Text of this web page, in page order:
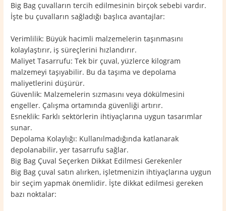
Big Bag çuvalların tercih edilmesinin birçok sebebi vardır.
İşte bu çuvalların sağladığı başlıca avantajlar:
Verimlilik: Büyük hacimli malzemelerin taşınmasını
kolaylaştırır, iş süreçlerini hızlandırır.
Maliyet Tasarrufu: Tek bir çuval, yüzlerce kilogram
malzemeyi taşıyabilir. Bu da taşıma ve depolama
maliyetlerini düşürür.
Güvenlik: Malzemelerin sızmasını veya dökülmesini
engeller. Çalışma ortamında güvenliği artırır.
Esneklik: Farklı sektörlerin ihtiyaçlarına uygun tasarımlar
sunar.
Depolama Kolaylığı: Kullanılmadığında katlanarak
depolanabilir, yer tasarrufu sağlar.
Big Bag Çuval Seçerken Dikkat Edilmesi Gerekenler
Big Bag çuval satın alırken, işletmenizin ihtiyaçlarına uygun
bir seçim yapmak önemlidir. İşte dikkat edilmesi gereken
bazı noktalar: